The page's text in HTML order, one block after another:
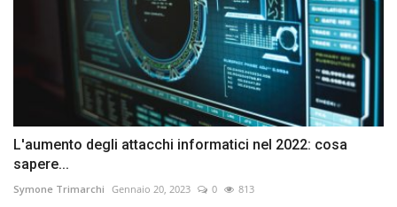
L'aumento degli attacchi informatici nel 2022: cosa
sapere...
Symone Trimarchi Gennaio 20, 2023 0 813